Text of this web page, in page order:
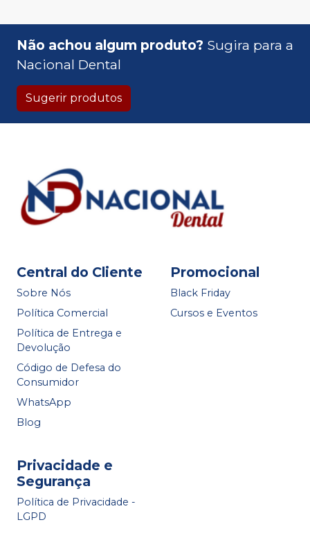
Não achou algum produto? Sugira para a
Nacional Dental
Sugerir produtos
Central do Cliente
Sobre Nós
Política Comercial
Política de Entrega e
Devolução
Código de Defesa do
Consumidor
WhatsApp
Blog
Promocional
Black Friday
Cursos e Eventos
Privacidade e
Segurança
Política de Privacidade -
LGPD